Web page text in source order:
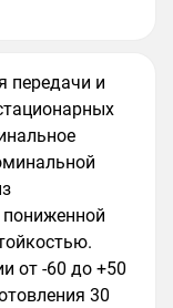
передачи и
пониженной
от -60 до +50
30